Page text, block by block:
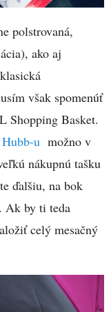
polstrovaná,
ako aj
však spomenúť
Shopping Basket.
Hubb-u možno v
nákupnú tašku
ďalšiu, na bok
Ak by ti teda
celý mesačný